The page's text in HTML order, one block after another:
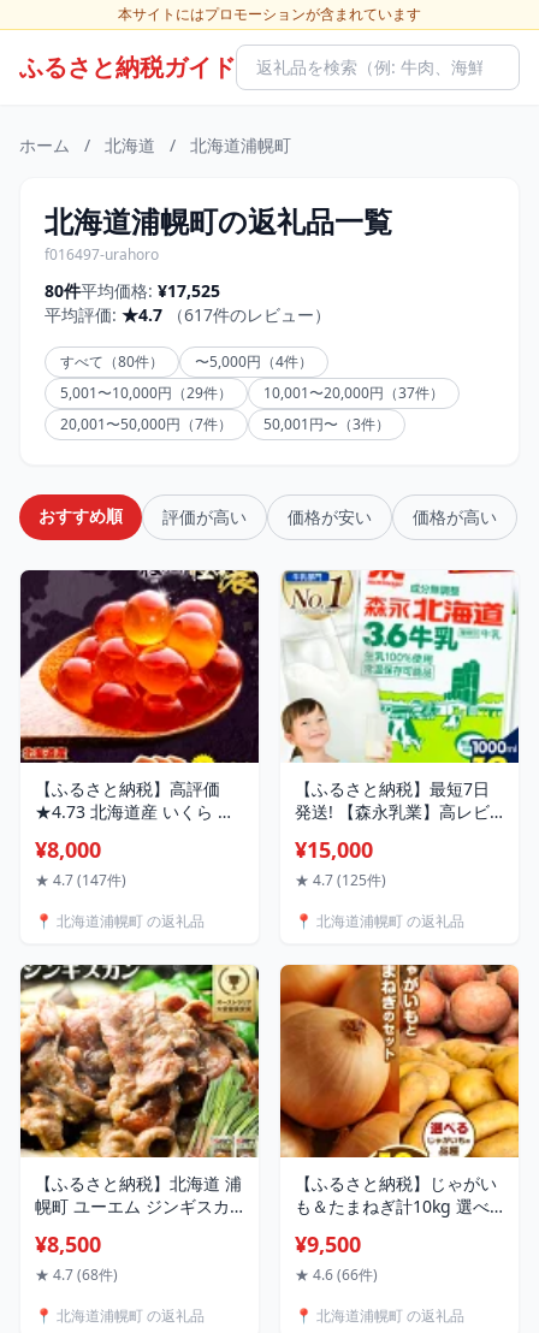
本サイトにはプロモーションが含まれています
ふるさと納税ガイド
ホーム / 北海道 / 北海道浦幌町
北海道浦幌町の返礼品一覧
f016497-urahoro
80件平均価格: ¥17,525
平均評価: ★4.7 （617件のレビュー）
すべて（80件）
〜5,000円（4件）
5,001〜10,000円（29件）
10,001〜20,000円（37件）
20,001〜50,000円（7件）
50,001円〜（3件）
おすすめ順 評価が高い 価格が安い 価格が高い
【ふるさと納税】高評価
★4.73 北海道産 いくら 醤
70g 140g 280g 420g 粒立
ついくら 国産 浦幌 厚内 山
ケ いくら丼 人気 海鮮 魚介
漬け 鮭 小分け パック 予約
水産 濃厚
¥8,000
★ 4.7 (147件)
📍 北海道浦幌町 の返礼品
【ふるさと納税】最短7日
発送! 【森永乳業】高レビ
牛乳 1L×12本 定期便 3回
常温保存 ロングライフ 長
ください》備蓄 成分無調整
い 北海道十勝浦幌産 送料
無料
¥15,000
★ 4.7 (125件)
📍 北海道浦幌町 の返礼品
【ふるさと納税】北海道 浦
幌町 ユーエム ジンギスカ
ニンニク 行者にんにく 豚
ラム ジンギスカン 浦幌町
予定(土日祝除く)》
¥8,500
★ 4.7 (68件)
📍 北海道浦幌町 の返礼品
【ふるさと納税】じゃがい
も＆たまねぎ計10kg 選べ
キタアカリ メークイン レ
ッドムーン ひとみ ゆめい
約 橋枝物産 野菜 根菜 常備
¥9,500
★ 4.6 (66件)
📍 北海道浦幌町 の返礼品